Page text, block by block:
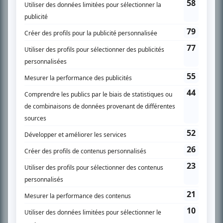
Chroniqueur télé du journal Le Soleil depuis 2001, Richard Therrien carbure à
son petit écran. Celui qu’on surnomme parfois «l’encyclopédie de la
télévision» a d’abord oeuvré au magazine TV Hebdo de 1996 à 2001. Sa
l’actualité télévisuelle au 98,5.
En savoir plus »
SUR LE RÉSEAU BIZZ MÉDIA
Accueil
Liste des oeuvres
Liste des comédiens